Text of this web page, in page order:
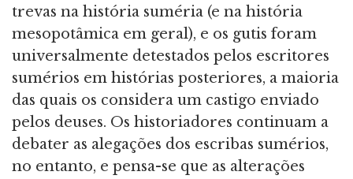
trevas na história suméria (e na história
mesopotâmica em geral), e os gutis foram
universalmente detestados pelos escritores
sumérios em histórias posteriores, a maioria
das quais os considera um castigo enviado
pelos deuses. Os historiadores continuam a
debater as alegações dos escribas sumérios,
no entanto, e pensa-se que as alterações